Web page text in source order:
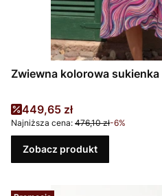
Zwiewna kolorowa sukienka
Cena promocyjna
449,65 zł
Najniższa cena: 476,10 zł-6%
Zobacz produkt